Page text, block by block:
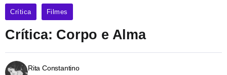
Crítica Filmes
Crítica: Corpo e Alma
Rita Constantino